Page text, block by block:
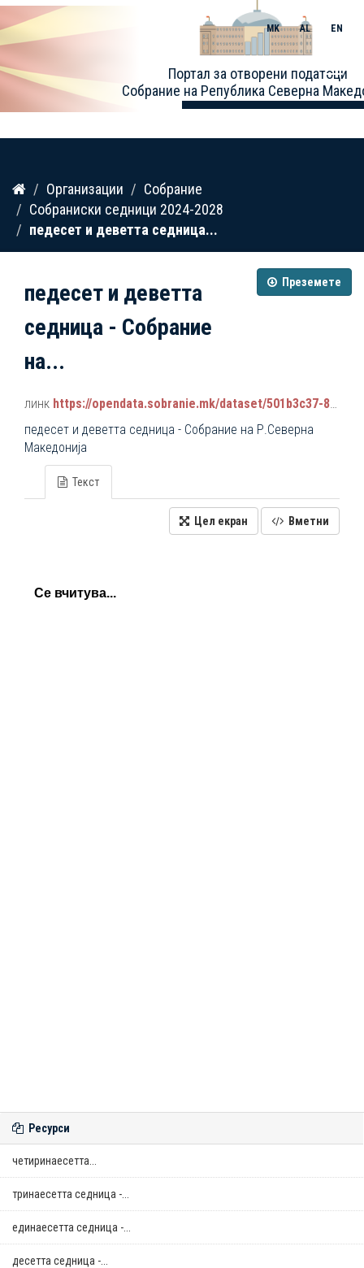
Прескокнете
содржина
Портал за отворени податоци
Собрание на Република Северна
MK AL EN
Toggle
Организации
Собрание
Собраниски седници 2024-2028
педесет и деветта седница...
Преземете
педесет и деветта
седница - Собрание
на...
линк https://opendata.sobranie.mk/dataset/501b3c37-891a-4256-8f5f-00d48fd657e1/resource/5992db4c-65cd-4cc2-8de1-b75c426b1d8a/download/plenarni_sednici_2024-2028.json
педесет и деветта седница - Собрание на Р.Северна
Македонија
Текст
Цел екран Вметни
Ресурси
четиринаесетта...
тринаесетта седница -...
единаесетта седница -...
десетта седница -...